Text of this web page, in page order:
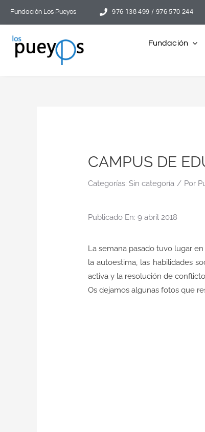
contenido
Fundación Los Pueyos 976 138 499 / 976 570 244
Fundación
CAMPUS DE
Categorías: Sin categoría / Por
Publicado En: 9 abril 2018
La semana pasado tuvo lugar
la autoestima, las habilidades
activa y la resolución de
Os dejamos algunas fotos que